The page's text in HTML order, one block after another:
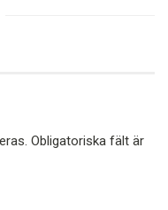
Obligatoriska fält är